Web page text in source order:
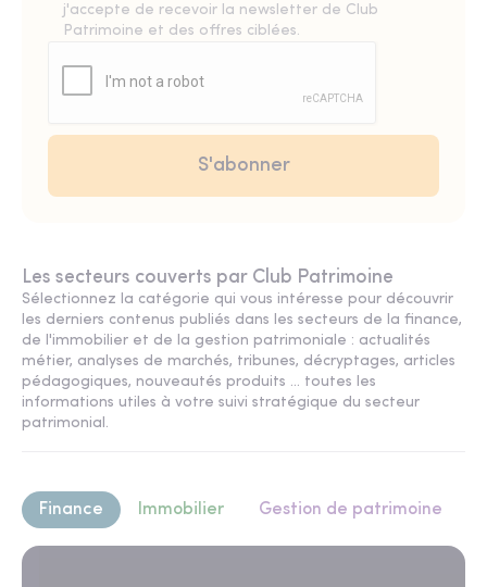
j'accepte de recevoir la newsletter de Club
Patrimoine et des offres ciblées.
Les secteurs couverts par Club Patrimoine
Sélectionnez la catégorie qui vous intéresse pour découvrir
les derniers contenus publiés dans les secteurs de la finance,
de l'immobilier et de la gestion patrimoniale : actualités
métier, analyses de marchés, tribunes, décryptages, articles
pédagogiques, nouveautés produits ... toutes les
informations utiles à votre suivi stratégique du secteur
patrimonial.
Finance Immobilier Gestion de patrimoine